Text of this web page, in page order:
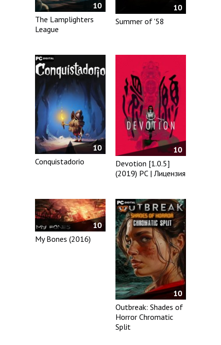
10
The Lamplighters
League
10
Summer of '58
10
Conquistadorio
10
Devotion [1.0.5]
(2019) PC | Лицензия
10
My Bones (2016)
10
Outbreak: Shades of
Horror Chromatic
Split